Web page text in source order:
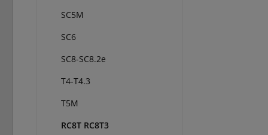
SC5M
SC6
SC8-SC8.2e
T4-T4.3
T5M
RC8T RC8T3